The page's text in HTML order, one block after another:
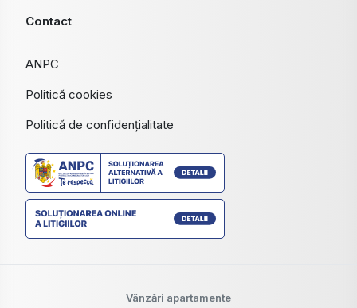
Contact
ANPC
Politică cookies
Politică de confidențialitate
Vânzări apartamente